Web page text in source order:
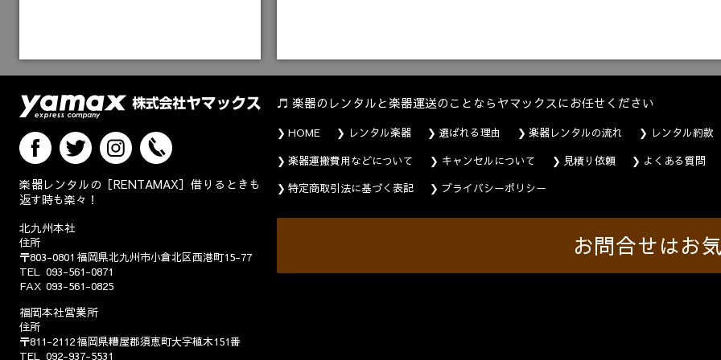
楽器レンタルの［RENTAMAX］借りるときも
返す時も楽々！
北九州本社
住所
〒803-0801 福岡県北九州市小倉北区西港町15-77
TEL
093-561-0871
FAX 093-561-0825
福岡本社営業所
住所
〒811-2112福岡県糟屋郡須恵町大字植木151番
TEL 092-937-5531
楽器のレンタルと楽器運送のことならヤマックスにお任せください
HOME レンタル楽器 選ばれる理由 楽器レンタルの流れ
レンタル約款
楽器運搬費用などについて
キャンセルについて 見積り依頼
よくある質問
特定商取引法に基づく表記
プライバシーポリシー
お問合せはお